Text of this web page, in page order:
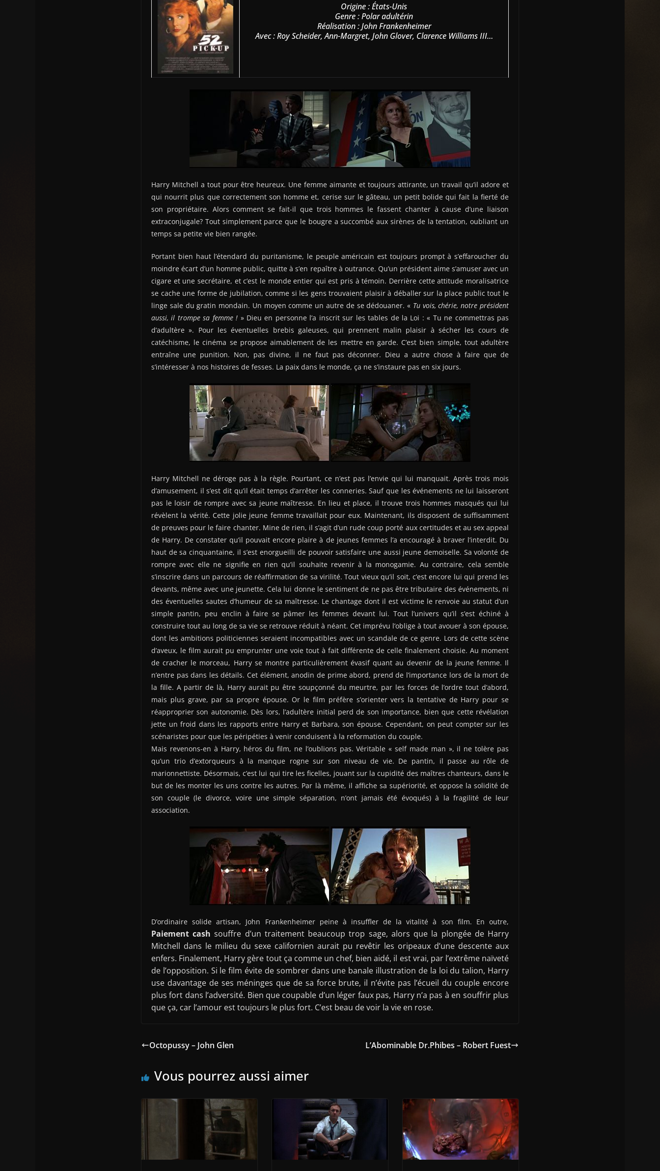
Origine : États-Unis
Genre : Polar adultérin
Réalisation : John Frankenheimer
Avec : Roy Scheider, Ann-Margret, John Glover, Clarence Williams III…
Harry Mitchell a tout pour être heureux. Une femme aimante et toujours attirante, un travail qu’il adore et
qui nourrit plus que correctement son homme et, cerise sur le gâteau, un petit bolide qui fait la fierté de
son propriétaire. Alors comment se fait-il que trois hommes le fassent chanter à cause d’une liaison
extraconjugale? Tout simplement parce que le bougre a succombé aux sirènes de la tentation, oubliant un
temps sa petite vie bien rangée.
Portant bien haut l’étendard du puritanisme, le peuple américain est toujours prompt à s’effaroucher du
moindre écart d’un homme public, quitte à s’en repaître à outrance. Qu’un président aime s’amuser avec un
cigare et une secrétaire, et c’est le monde entier qui est pris à témoin. Derrière cette attitude moralisatrice
se cache une forme de jubilation, comme si les gens trouvaient plaisir à déballer sur la place public tout le
linge sale du gratin mondain. Un moyen comme un autre de se dédouaner. « Tu vois, chérie, notre président
aussi, il trompe sa femme ! » Dieu en personne l’a inscrit sur les tables de la Loi : « Tu ne commettras pas
d’adultère ». Pour les éventuelles brebis galeuses, qui prennent malin plaisir à sécher les cours de
catéchisme, le cinéma se propose aimablement de les mettre en garde. C’est bien simple, tout adultère
entraîne une punition. Non, pas divine, il ne faut pas déconner. Dieu a autre chose à faire que de
s’intéresser à nos histoires de fesses. La paix dans le monde, ça ne s’instaure pas en six jours.
Harry Mitchell ne déroge pas à la règle. Pourtant, ce n’est pas l’envie qui lui manquait. Après trois mois
d’amusement, il s’est dit qu’il était temps d’arrêter les conneries. Sauf que les événements ne lui laisseront
pas le loisir de rompre avec sa jeune maîtresse. En lieu et place, il trouve trois hommes masqués qui lui
révèlent la vérité. Cette jolie jeune femme travaillait pour eux. Maintenant, ils disposent de suffisamment
de preuves pour le faire chanter. Mine de rien, il s’agit d’un rude coup porté aux certitudes et au sex appeal
de Harry. De constater qu’il pouvait encore plaire à de jeunes femmes l’a encouragé à braver l’interdit. Du
haut de sa cinquantaine, il s’est enorgueilli de pouvoir satisfaire une aussi jeune demoiselle. Sa volonté de
rompre avec elle ne signifie en rien qu’il souhaite revenir à la monogamie. Au contraire, cela semble
s’inscrire dans un parcours de réaffirmation de sa virilité. Tout vieux qu’il soit, c’est encore lui qui prend les
devants, même avec une jeunette. Cela lui donne le sentiment de ne pas être tributaire des événements, ni
des éventuelles sautes d’humeur de sa maîtresse. Le chantage dont il est victime le renvoie au statut d’un
simple pantin, peu enclin à faire se pâmer les femmes devant lui. Tout l’univers qu’il s’est échiné à
construire tout au long de sa vie se retrouve réduit à néant. Cet imprévu l’oblige à tout avouer à son épouse,
dont les ambitions politiciennes seraient incompatibles avec un scandale de ce genre. Lors de cette scène
d’aveux, le film aurait pu emprunter une voie tout à fait différente de celle finalement choisie. Au moment
de cracher le morceau, Harry se montre particulièrement évasif quant au devenir de la jeune femme. Il
n’entre pas dans les détails. Cet élément, anodin de prime abord, prend de l’importance lors de la mort de
la fille. A partir de là, Harry aurait pu être soupçonné du meurtre, par les forces de l’ordre tout d’abord,
mais plus grave, par sa propre épouse. Or le film préfère s’orienter vers la tentative de Harry pour se
réapproprier son autonomie. Dès lors, l’adultère initial perd de son importance, bien que cette révélation
jette un froid dans les rapports entre Harry et Barbara, son épouse. Cependant, on peut compter sur les
scénaristes pour que les péripéties à venir conduisent à la reformation du couple.
Mais revenons-en à Harry, héros du film, ne l’oublions pas. Véritable « self made man », il ne tolère pas
qu’un trio d’extorqueurs à la manque rogne sur son niveau de vie. De pantin, il passe au rôle de
marionnettiste. Désormais, c’est lui qui tire les ficelles, jouant sur la cupidité des maîtres chanteurs, dans le
but de les monter les uns contre les autres. Par là même, il affiche sa supériorité, et oppose la solidité de
son couple (le divorce, voire une simple séparation, n’ont jamais été évoqués) à la fragilité de leur
association.
D’ordinaire solide artisan, John Frankenheimer peine à insuffler de la vitalité à son film. En outre,
Paiement cash souffre d’un traitement beaucoup trop sage, alors que la plongée de Harry
Mitchell dans le milieu du sexe californien aurait pu revêtir les oripeaux d’une descente aux
enfers. Finalement, Harry gère tout ça comme un chef, bien aidé, il est vrai, par l’extrême naïveté
de l’opposition. Si le film évite de sombrer dans une banale illustration de la loi du talion, Harry
use davantage de ses méninges que de sa force brute, il n’évite pas l’écueil du couple encore
plus fort dans l’adversité. Bien que coupable d’un léger faux pas, Harry n’a pas à en souffrir plus
que ça, car l’amour est toujours le plus fort. C’est beau de voir la vie en rose.
Octopussy – John Glen L’Abominable Dr.Phibes – Robert Fuest
Vous pourrez aussi aimer